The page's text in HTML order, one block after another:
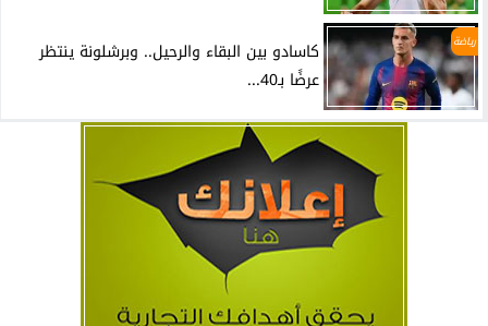
رياضة
كاسادو بين البقاء والرحيل.. وبرشلونة ينتظر
عرضًا بـ40...